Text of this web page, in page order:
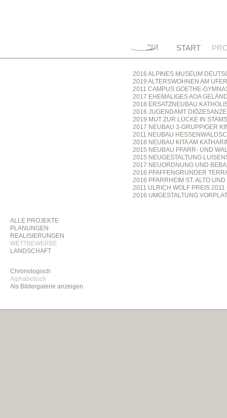
START
ALLE PROJEKTE
PLANUNGEN
REALISIERUNGEN
WETTBEWERBE
LANDSCHAFT
Chronologisch
Alphabetisch
Als Bildergalerie anzeigen
2016 ALPINES MUSEUM
2019 ALTERSWOHNEN AM
2011 CAMPUS GOETHE-
2017 EHEMALIGES AOA
2018 ERSATZNEUBAU
2016 JUGENDAMT
2019 MUT ZUR LÜCKE IN
2017 NEUBAU 3-GRUPPIGER
2011 NEUBAU
2018 NEUBAU KITA AM
2015 NEUBAU PFARR- UND
2015 NEUGESTALTUNG
2017 NEUORDNUNG UND
2016 PFAFFENGRUNDER
2016 PFARRHEIM ST. ALTO
2011 ULRICH WOLF PREIS
2016 UMGESTALTUNG